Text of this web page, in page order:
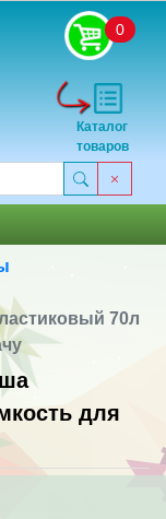
0
Каталог
товаров
70л
для